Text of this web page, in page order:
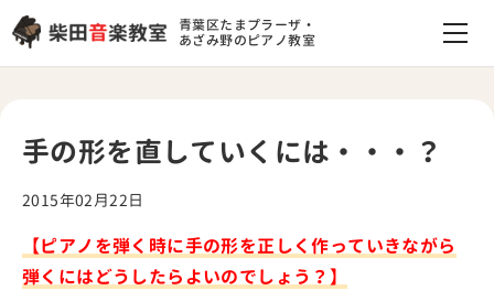
青葉区たまプラーザ・
あざみ野のピアノ教室
手の形を直していくには・・・？
2015年02月22日
【ピアノを弾く時に手の形を正しく作っていきながら
弾くにはどうしたらよいのでしょう？】